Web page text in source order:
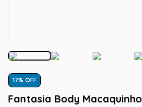
17% OFF
Fantasia Body